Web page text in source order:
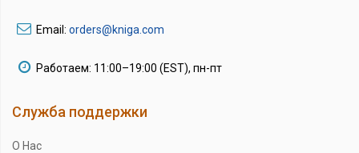
Email: orders@kniga.com
Работаем: 11:00–19:00 (EST), пн-пт
Служба поддержки
О Нас